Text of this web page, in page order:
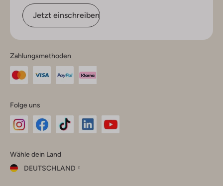
Jetzt einschreiben
Zahlungsmethoden
Folge uns
Instagram
Facebook
TikTok
Wähle dein Land
DEUTSCHLAND